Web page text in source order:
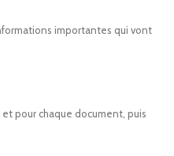
importantes qui vont
pour chaque document, puis